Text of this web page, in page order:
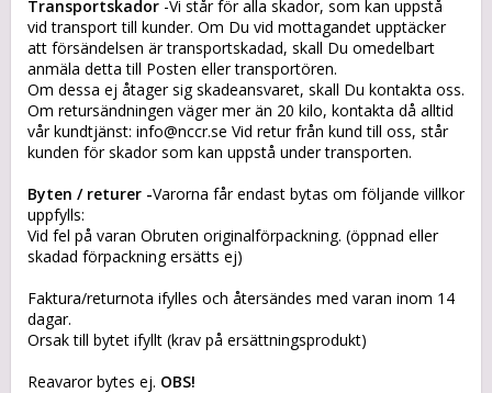
Transportskador -Vi står för alla skador, som kan uppstå
vid transport till kunder. Om Du vid mottagandet upptäcker
att försändelsen är transportskadad, skall Du omedelbart
anmäla detta till Posten eller transportören.
Om dessa ej åtager sig skadeansvaret, skall Du kontakta oss.
Om retursändningen väger mer än 20 kilo, kontakta då alltid
vår kundtjänst: info@nccr.se Vid retur från kund till oss, står
kunden för skador som kan uppstå under transporten.
Byten / returer -Varorna får endast bytas om följande villkor
uppfylls:
Vid fel på varan Obruten originalförpackning. (öppnad eller
skadad förpackning ersätts ej)
Faktura/returnota ifylles och återsändes med varan inom 14
dagar.
Orsak till bytet ifyllt (krav på ersättningsprodukt)
Reavaror bytes ej. OBS!